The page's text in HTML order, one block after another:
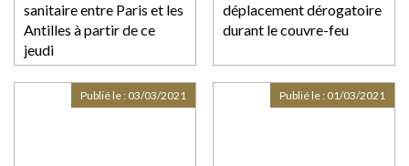
sanitaire entre Paris et les
Antilles à partir de ce
jeudi
déplacement dérogatoire
durant le couvre-feu
Publié le : 03/03/2021 Publié le : 01/03/2021